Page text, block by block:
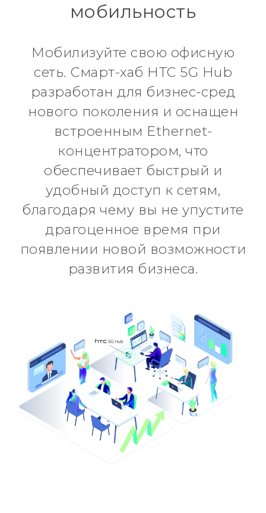
мобильность
Мобилизуйте свою офисную
сеть. Смарт-хаб HTC 5G Hub
разработан для бизнес-сред
нового поколения и оснащен
встроенным Ethernet-
концентратором, что
обеспечивает быстрый и
удобный доступ к сетям,
благодаря чему вы не упустите
драгоценное время при
появлении новой возможности
развития бизнеса.